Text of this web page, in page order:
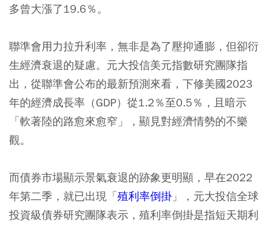
多曾大漲了19.6％。
聯準會用力拉升利率，無非是為了壓抑通膨，但卻衍
生經濟衰退的疑慮。元大投信美元指數研究團隊指
出，從聯準會公布的最新預測來看，下修美國2023
年的經濟成長率（GDP）從1.2％至0.5％，且暗示
「軟著陸的路愈來愈窄」，顯見對經濟情勢的不樂
觀。
而債券市場顯示景氣衰退的跡象更明顯，早在2022
年第二季，就已出現「殖利率倒掛 」，元大投信全球
投資級債券研究團隊表示，殖利率倒掛是指短天期利